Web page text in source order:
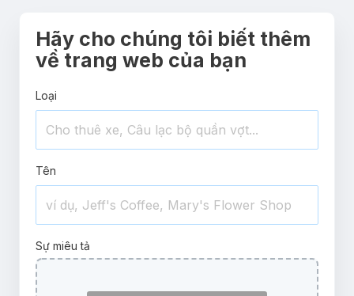
Hãy cho chúng tôi biết thêm
về trang web của bạn
Loại
Tên
Sự miêu tả